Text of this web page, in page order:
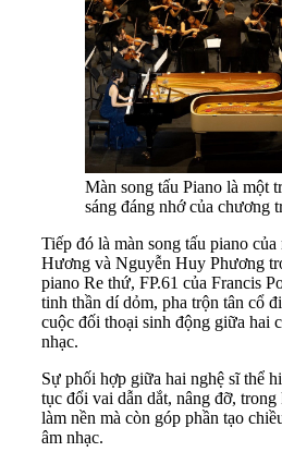
Màn song tấu Piano là một
sáng đáng nhớ của chương
Tiếp đó là màn song tấu piano
Hương và Nguyễn Huy Phương
piano Re thứ, FP.61 của Francis
tinh thần dí dỏm, pha trộn tân cổ
cuộc đối thoại sinh động giữa hai
nhạc.
Sự phối hợp giữa hai nghệ sĩ thể
tục đổi vai dẫn dắt, nâng đỡ,
làm nền mà còn góp phần tạo
âm nhạc.